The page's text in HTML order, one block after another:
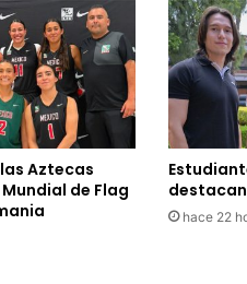
Aztecas
de Flag
destacan
hace 22